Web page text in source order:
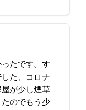
たです。す
た、コロナ
が少し煙草
のでもう少